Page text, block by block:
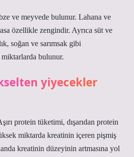
ve meyvede bulunur. Lahana ve
özellikle zengindir. Ayrıca süt ve
soğan ve sarımsak gibi
bulunur.
yiyecekler
protein tüketimi, dışarıdan protein
miktarda kreatinin içeren pişmiş
kreatinin düzeyinin artmasına yol